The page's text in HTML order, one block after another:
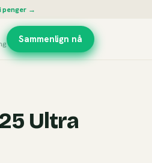
penger →
Sammenlign nå
Ultra